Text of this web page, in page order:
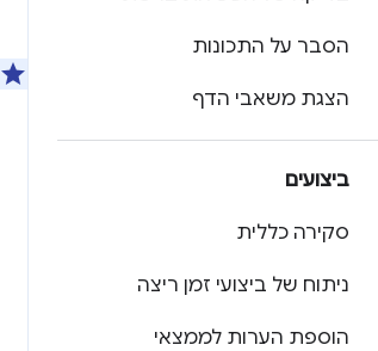
הסבר על התכונות
הצגת משאבי הדף
ביצועים
סקירה כללית
ניתוח של ביצועי זמן ריצה
הוספת הערות לממצאי